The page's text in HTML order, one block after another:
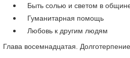
Быть солью и светом в
Гуманитарная помощь
Любовь к другим людям
Глава восемнадцатая.